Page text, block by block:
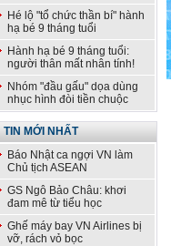
Hé lộ "tổ chức thần bí" hành
hạ bé 9 tháng tuổi
Hành hạ bé 9 tháng tuổi:
người thân mất nhân tính!
Nhóm "đầu gấu" dọa dùng
nhục hình đòi tiền chuộc
TIN MỚI NHẤT
Báo Nhật ca ngợi VN làm
Chủ tịch ASEAN
GS Ngô Bảo Châu: khơi
đam mê từ tiểu học
Ghế máy bay VN Airlines bị
vỡ, rách vỏ bọc